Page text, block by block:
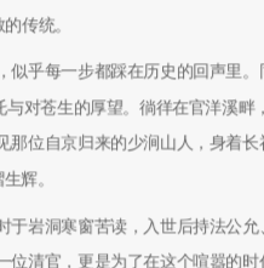
传统。
乎每一步都踩在历史的回声里
对苍生的厚望。徜徉在官洋溪畔
那位自京归来的少涧山人，身着
辉。
岩洞寒窗苦读，入世后持法公允
位清官，更是为了在这个喧嚣的